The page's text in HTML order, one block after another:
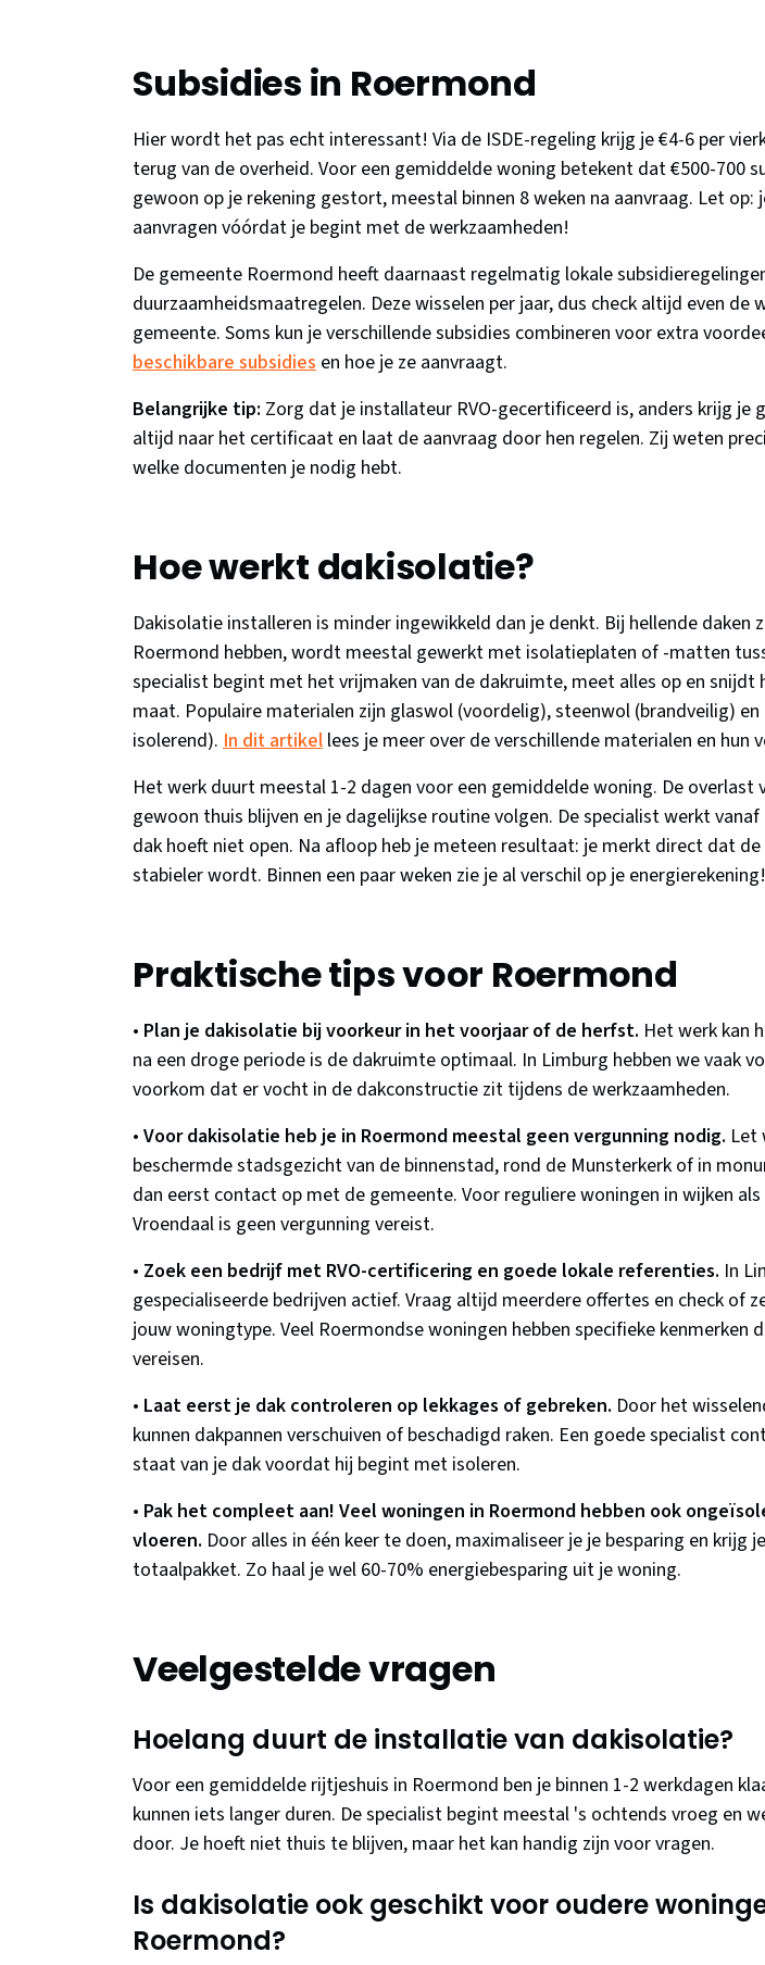
Subsidies in Roermond
Hier wordt het pas echt interessant! Via de ISDE-regeling krijg je €4-6 per
terug van de overheid. Voor een gemiddelde woning betekent dat €500-700
gewoon op je rekening gestort, meestal binnen 8 weken na aanvraag. Let op:
aanvragen vóórdat je begint met de werkzaamheden!
De gemeente Roermond heeft daarnaast regelmatig lokale
duurzaamheidsmaatregelen. Deze wisselen per jaar, dus check altijd even de
gemeente. Soms kun je verschillende subsidies combineren voor extra
beschikbare subsidies en hoe je ze aanvraagt.
Belangrijke tip: Zorg dat je installateur RVO-gecertificeerd is, anders krijg je
altijd naar het certificaat en laat de aanvraag door hen regelen. Zij weten
welke documenten je nodig hebt.
Hoe werkt dakisolatie?
Dakisolatie installeren is minder ingewikkeld dan je denkt. Bij hellende daken
Roermond hebben, wordt meestal gewerkt met isolatieplaten of -matten
specialist begint met het vrijmaken van de dakruimte, meet alles op en
maat. Populaire materialen zijn glaswol (voordelig), steenwol (brandveilig) en
isolerend). In dit artikel lees je meer over de verschillende materialen en hun
Het werk duurt meestal 1-2 dagen voor een gemiddelde woning. De overlast
gewoon thuis blijven en je dagelijkse routine volgen. De specialist werkt
dak hoeft niet open. Na afloop heb je meteen resultaat: je merkt direct dat
stabieler wordt. Binnen een paar weken zie je al verschil op je energierekening!
Praktische tips voor Roermond
• Plan je dakisolatie bij voorkeur in het voorjaar of de herfst. Het werk kan
na een droge periode is de dakruimte optimaal. In Limburg hebben we vaak
voorkom dat er vocht in de dakconstructie zit tijdens de werkzaamheden.
• Voor dakisolatie heb je in Roermond meestal geen vergunning nodig. Let
beschermde stadsgezicht van de binnenstad, rond de Munsterkerk of in
dan eerst contact op met de gemeente. Voor reguliere woningen in wijken
Vroendaal is geen vergunning vereist.
• Zoek een bedrijf met RVO-certificering en goede lokale referenties. In
gespecialiseerde bedrijven actief. Vraag altijd meerdere offertes en check of
jouw woningtype. Veel Roermondse woningen hebben specifieke kenmerken
vereisen.
• Laat eerst je dak controleren op lekkages of gebreken. Door het
kunnen dakpannen verschuiven of beschadigd raken. Een goede specialist
staat van je dak voordat hij begint met isoleren.
• Pak het compleet aan! Veel woningen in Roermond hebben ook
vloeren. Door alles in één keer te doen, maximaliseer je je besparing en krijg
totaalpakket. Zo haal je wel 60-70% energiebesparing uit je woning.
Veelgestelde vragen
Hoelang duurt de installatie van dakisolatie?
Voor een gemiddelde rijtjeshuis in Roermond ben je binnen 1-2 werkdagen
kunnen iets langer duren. De specialist begint meestal 's ochtends vroeg en
door. Je hoeft niet thuis te blijven, maar het kan handig zijn voor vragen.
Is dakisolatie ook geschikt voor oudere
Roermond?